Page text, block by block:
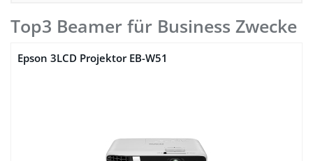
Top3 Beamer für Business Zwecke
Epson 3LCD Projektor EB-W51